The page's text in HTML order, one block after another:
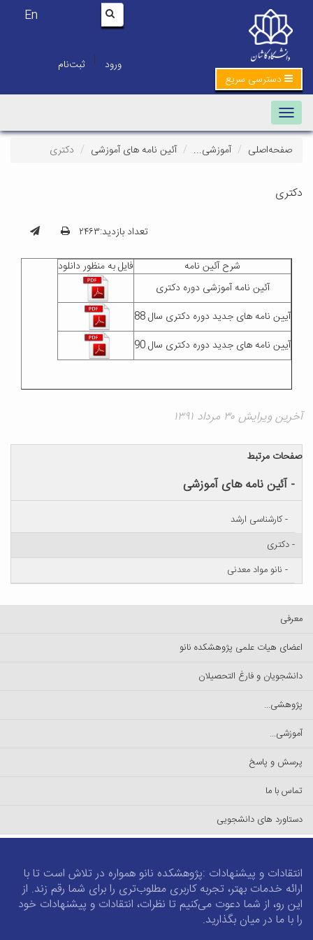
En
ورود | ثبت‌نام
دسترسی سریع
Toggle navigation
صفحه‌اصلی آموزشی... آئین نامه های آموزشی دکتری
دکتری
تعداد بازدید:۲۴۶۳
شرح آئین نامه
فایل به منظور دانلود
آئین نامه آموزشی دوره دکتری
آیین نامه های جدید دوره دکتری سال 88
آیین نامه های جدید دوره دکتری سال 90
آخرین ویرایش ۳۰ مرداد ۱۳۹۱
صفحات مرتبط
- آئین نامه های آموزشی
- کارشناسی ارشد
- دکتری
- نانو مواد معدنی
معرفی
اعضای هیات علمی پژوهشکده نانو
دانشجویان و فارغ التحصیلان
پژوهشی...
آموزشی...
پرسش و پاسخ
تماس با ما
دستاورد های دانشجویی
انتقادات و پیشنهادات :پژوهشکده نانو همواره در تلاش است تا با
ارائه خدمات بهتر، تجربه کاربری مطلوب‌تری را برای شما رقم زند. از
این رو، از شما دعوت می‌کنیم تا نظرات، انتقادات و پیشنهادات خود
را با ما در میان بگذارید.